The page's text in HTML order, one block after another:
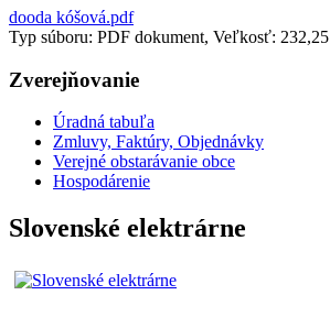
dooda kóšová.pdf
Typ súboru: PDF dokument, Veľkosť:
Zverejňovanie
Úradná tabuľa
Zmluvy, Faktúry, Objednávky
Verejné obstarávanie obce
Hospodárenie
Slovenské elektrárne